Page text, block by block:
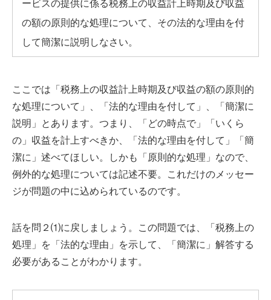
ービスの提供に係る税務上の収益計上時期及び収益
の額の原則的な処理について、その法的な理由を付
して簡潔に説明しなさい。
ここでは「税務上の収益計上時期及び収益の額の原則的
な処理について」、「法的な理由を付して」、「簡潔に
説明」とあります。つまり、「どの時点で」「いくら
の」収益を計上すべきか、「法的な理由を付して」「簡
潔に」述べてほしい。しかも「原則的な処理」なので、
例外的な処理については記述不要。これだけのメッセー
ジが問題の中に込められているのです。
話を問２⑴に戻しましょう。この問題では、「税務上の
処理」を「法的な理由」を示して、「簡潔に」解答する
必要があることがわかります。